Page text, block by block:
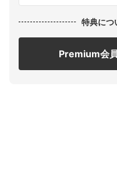
特典につ
Premium会